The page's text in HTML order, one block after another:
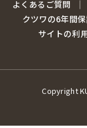
よくあるご質問
クツワの6年間
サイトの利
Copyright